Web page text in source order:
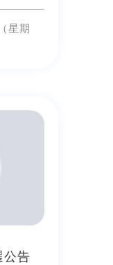
星期
公告